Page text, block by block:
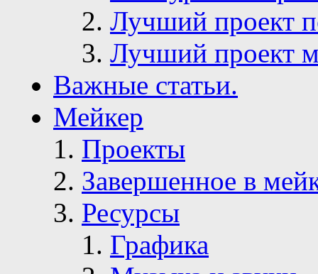
Лучший проект
Лучший проект
Важные статьи.
Мейкер
Проекты
Завершенное в
Ресурсы
Графика